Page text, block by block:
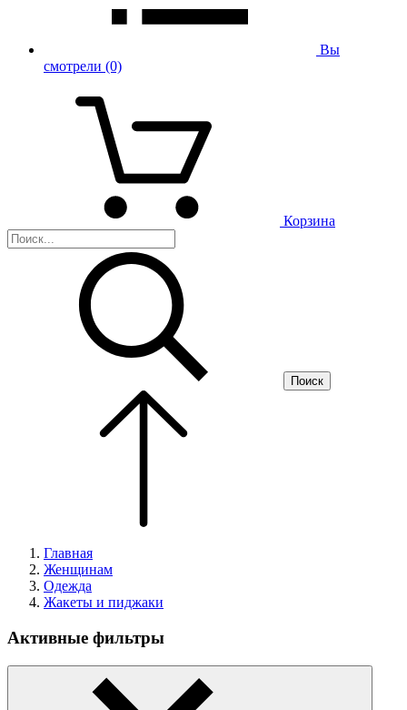
Вы
смотрели (0)
Корзина
Поиск
Главная
Женщинам
Одежда
Жакеты и пиджаки
Активные фильтры